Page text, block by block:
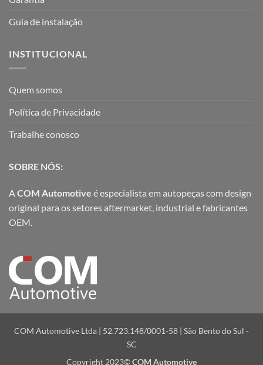
Guia de instalação
INSTITUCIONAL
Quem somos
Política de Privacidade
Trabalhe conosco
SOBRE NÓS:
ACOM Automotive é especialista em autopeças com design
original para os setores aftermarket, industrial e fabricantes
OEM.
COM Automotive Ltda | 52.723.148/0001-58 | São Bento do Sul -
SC
Copyright 2023©COM Automotive